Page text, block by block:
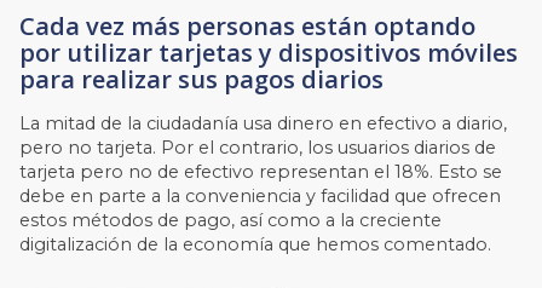
Cada vez más personas están optando
por utilizar tarjetas y dispositivos móviles
para realizar sus pagos diarios
La mitad de la ciudadanía usa dinero en efectivo a diario,
pero no tarjeta. Por el contrario, los usuarios diarios de
tarjeta pero no de efectivo representan el 18%. Esto se
debe en parte a la conveniencia y facilidad que ofrecen
estos métodos de pago, así como a la creciente
digitalización de la economía que hemos comentado.